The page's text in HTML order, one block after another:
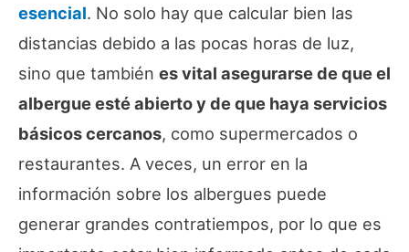
esencial. No solo hay que calcular bien las
distancias debido a las pocas horas de luz,
sino que también es vital asegurarse de que el
albergue esté abierto y de que haya servicios
básicos cercanos, como supermercados o
restaurantes. A veces, un error en la
información sobre los albergues puede
generar grandes contratiempos, por lo que es